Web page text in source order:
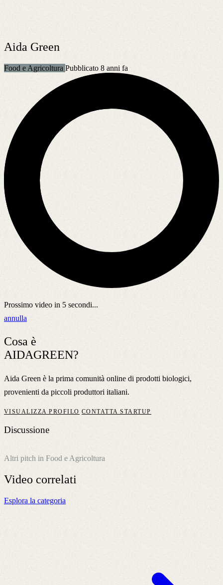
Aida Green
Food e Agricoltura Pubblicato 8 anni fa
Prossimo video in 5 secondi...
annulla
Cosa è
AIDAGREEN?
Aida Green è la prima comunità online di prodotti biologici,
provenienti da piccoli produttori italiani.
VISUALIZZA PROFILO CONTATTA STARTUP
Discussione
Altri pitch in Food e Agricoltura
Video correlati
Esplora la categoria